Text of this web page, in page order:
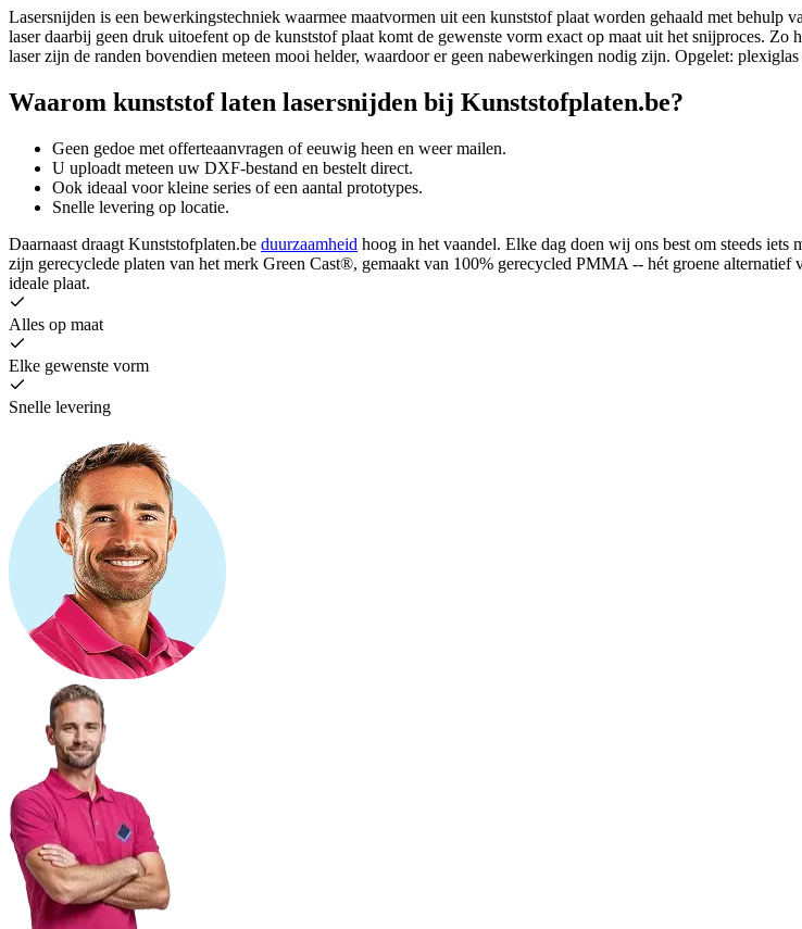
Lasersnijden is een bewerkingstechniek waarmee maatvormen uit een kunststof plaat worden gehaald met
laser daarbij geen druk uitoefent op de kunststof plaat komt de gewenste vorm exact op maat uit het snijproces.
laser zijn de randen bovendien meteen mooi helder, waardoor er geen nabewerkingen nodig zijn. Opgelet:
Waarom kunststof laten lasersnijden bij Kunststofplaten.be?
Geen gedoe met offerteaanvragen of eeuwig heen en weer mailen.
U uploadt meteen uw DXF-bestand en bestelt direct.
Ook ideaal voor kleine series of een aantal prototypes.
Snelle levering op locatie.
Daarnaast draagt Kunststofplaten.be duurzaamheid hoog in het vaandel. Elke dag doen wij ons best om steeds
zijn gerecyclede platen van het merk Green Cast®, gemaakt van 100% gerecycled PMMA -- hét groene
ideale plaat.
Alles op maat
Elke gewenste vorm
Snelle levering